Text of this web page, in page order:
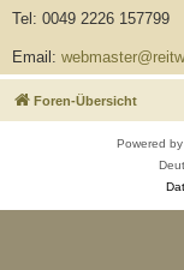
Tel: 0049 2226 157799
Email:
Foren-Übersicht
Powered by